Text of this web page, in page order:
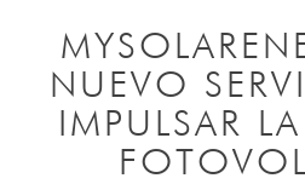
NUEVO
IMPULSAR